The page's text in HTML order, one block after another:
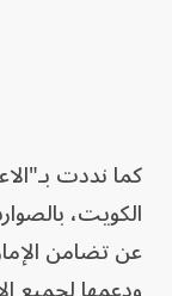
كما نددت
الكويت،
عن تضامن